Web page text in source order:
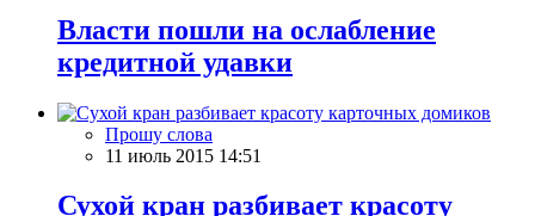
Власти пошли на ослабление
кредитной удавки
Прошу слова
11 июль 2015 14:51
Сухой кран разбивает красоту